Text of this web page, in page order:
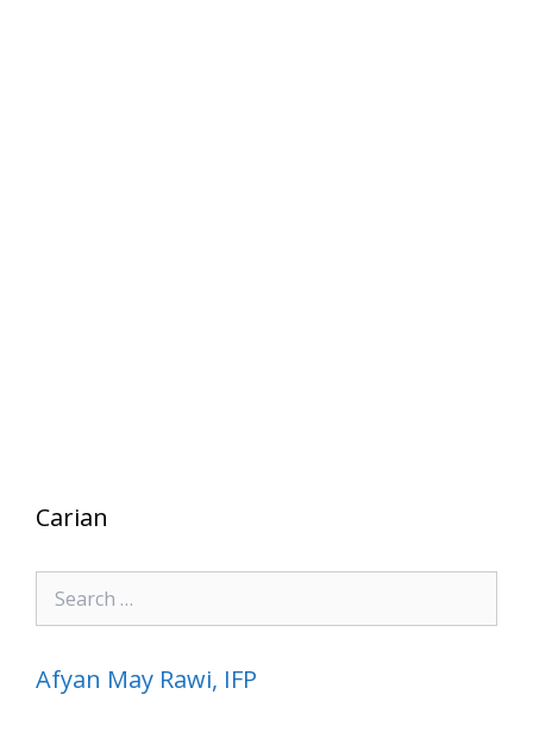
Carian
Search
for:
Afyan May Rawi, IFP